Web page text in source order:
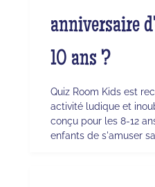
anniversaire
10 ans ?
Quiz Room Kids est
activité ludique et
conçu pour les 8-12
enfants de s'amuser